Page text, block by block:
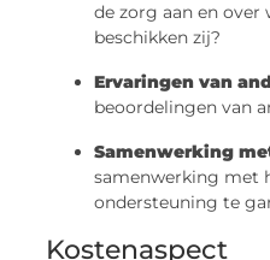
de zorg aan en over
beschikken zij?
Ervaringen van
beoordelingen van
Samenwerking
samenwerking met
ondersteuning te
Kostenaspect